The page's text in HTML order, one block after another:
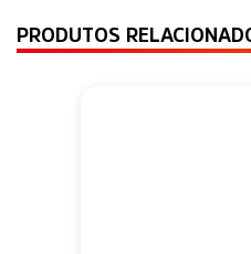
PRODUTOS